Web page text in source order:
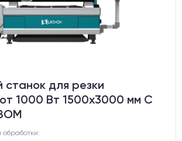
для резки
1000 Вт 1500x3000 мм С